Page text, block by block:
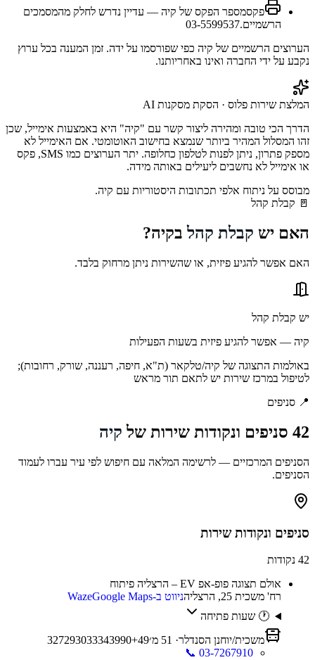
פקסמספר הפקס של קיה — עדיין נדרש לחלק מהמסמכים
הרשמיים.03-5599537
הערוצים הרשמיים של קיה כפי שפורסמו על ידה. זמן המענה בכל ערוץ
נקבע על ידי החברה ואינו באחריותנו.
המלצת שירות פלוס · הסקת מסקנות AI
הדרך הכי טובה ומהירה ליצור קשר עם "קיה" היא באמצעות אימייל, שכן
זהו המסלול המהיר ביותר שנמצא בחישוב האוטומטי. אם האימייל לא
מספק פתרון, ניתן לפנות לטלפון כחלופה. יתר הערוצים כמו SMS, פקס
או אימייל לא נחשבים ליעילים באותה מידה.
מבוסס על ניתוח אלפי תכתובות היסטוריות עם קיה.
🚪 קבלת קהל
האם יש קבלת קהלבקיה?
האם אפשר להגיע פיזית, או שהשירות ניתן מרחוק בלבד.
יש קבלת קהל
קיה — אפשר להגיע פיזית בשעות הפעילות
באולמות התצוגה של קיה/טלקאר (ת"א, חיפה, רעננה, שורק, רחובות);
לטיפול במרכז שירות יש לתאם תור מראש
📍 סניפים
42 סניפים ונקודות שירות של קיה
הסניפים המרכזיים — לרשימה המלאה עם חיפוש לפי עיר עברו לעמוד
הסניפים.
סניפים ונקודות שירות
42 נקודות
אולם תצוגה פופ-אפ EV – הרצליה פיתוח
רח' משכית 25, הרצליה
ניווט ב-WazeGoogle Maps
🕐 שעות פתיחה
משכית/יוחנן הסנדלר·
51 מ׳ 327293033343990+49
📞 03-7267910